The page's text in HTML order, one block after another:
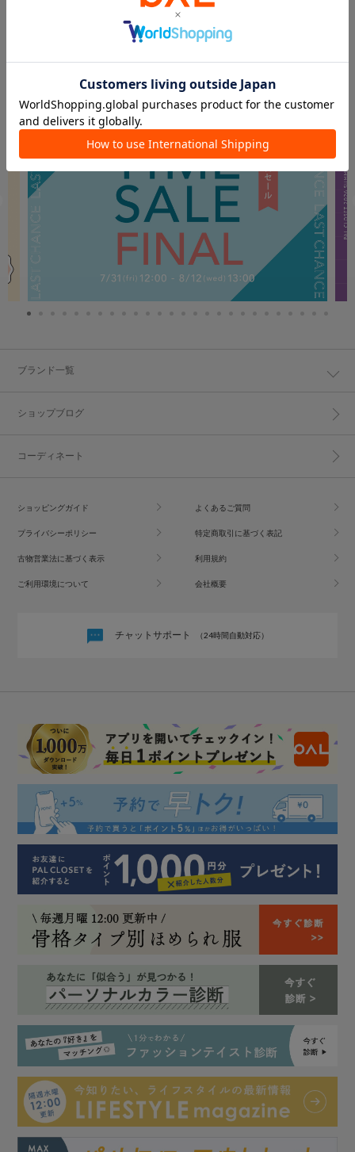
ブランド一覧
ショップブログ
コーディネート
ショッピングガイド よくあるご質問
プライバシーポリシー 特定商取引に基づく表記
古物営業法に基づく表示 利用規約
ご利用環境について 会社概要
チャットサポート （24時間自動対応）